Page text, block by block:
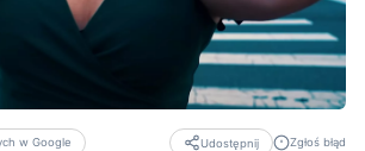
w Google Udostępnij Zgłoś błąd